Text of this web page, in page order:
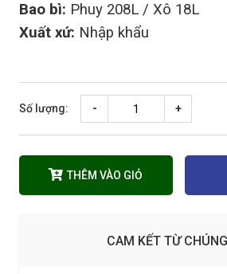
Bao bì: Phuy 208L / Xô 18L
Xuất xứ: Nhập khẩu
Số lượng: - +
THÊM VÀO GIỎ
CAM KẾT TỪ